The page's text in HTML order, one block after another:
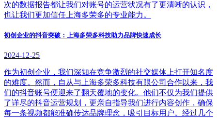
次的数据报告都让我们对账号的运营状况有了更清晰的认识，
也让我们更加信任上海多荣多的专业能力。
初创企业的抖音突破：上海多荣多科技助力品牌快速成长
2024-12-25
作为初创企业，我们深知在竞争激烈的社交媒体上打开知名度
的难度。然而，自从与上海多荣多科技有限公司合作以来，我
们的抖音账号便迎来了翻天覆地的变化。他们不仅为我们提供
了详尽的抖音运营规划，更亲自指导我们进行内容创作，确保
每一条视频都能准确传达品牌理念，吸引目标用户。经过几个